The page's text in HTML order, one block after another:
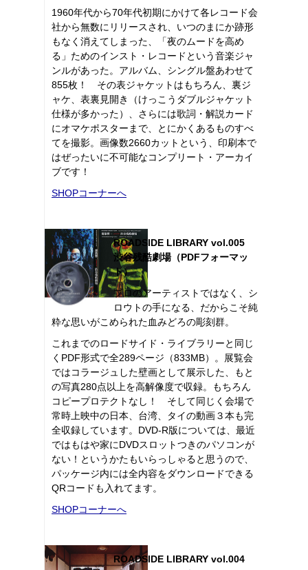
1960年代から70年代初期にかけて各レコード会
社から無数にリリースされ、いつのまにか跡形
もなく消えてしまった、「夜のムードを高め
る」ためのインスト・レコードという音楽ジャ
ンルがあった。アルバム、シングル盤あわせて
855枚！ その表ジャケットはもちろん、裏ジ
ャケ、表裏見開き（けっこうダブルジャケット
仕様が多かった）、さらには歌詞・解説カード
にオマケポスターまで、とにかくあるものすべ
てを撮影。画像数2660カットという、印刷本で
はぜったいに不可能なコンプリート・アーカイ
ブです！
SHOPコーナーへ
ROADSIDE LIBRARY vol.005
渋谷残酷劇場（PDFフォーマッ
ト）
プロのアーティストではなく、シ
ロウトの手になる、だからこそ純
粋な思いがこめられた血みどろの彫刻群。
これまでのロードサイド・ライブラリーと同じ
くPDF形式で全289ページ（833MB）。展覧会
ではコラージュした壁画として展示した、もと
の写真280点以上を高解像度で収録。もちろん
コピープロテクトなし！ そして同じく会場で
常時上映中の日本、台湾、タイの動画３本も完
全収録しています。DVD-R版については、最近
ではもはや家にDVDスロットつきのパソコンが
ない！というかたもいらっしゃると思うので、
パッケージ内には全内容をダウンロードできる
QRコードも入れてます。
SHOPコーナーへ
ROADSIDE LIBRARY vol.004